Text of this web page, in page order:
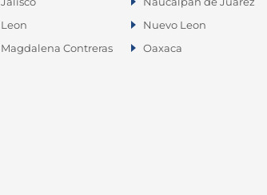
Leon
Magdalena Contreras
Nuevo Leon
Oaxaca